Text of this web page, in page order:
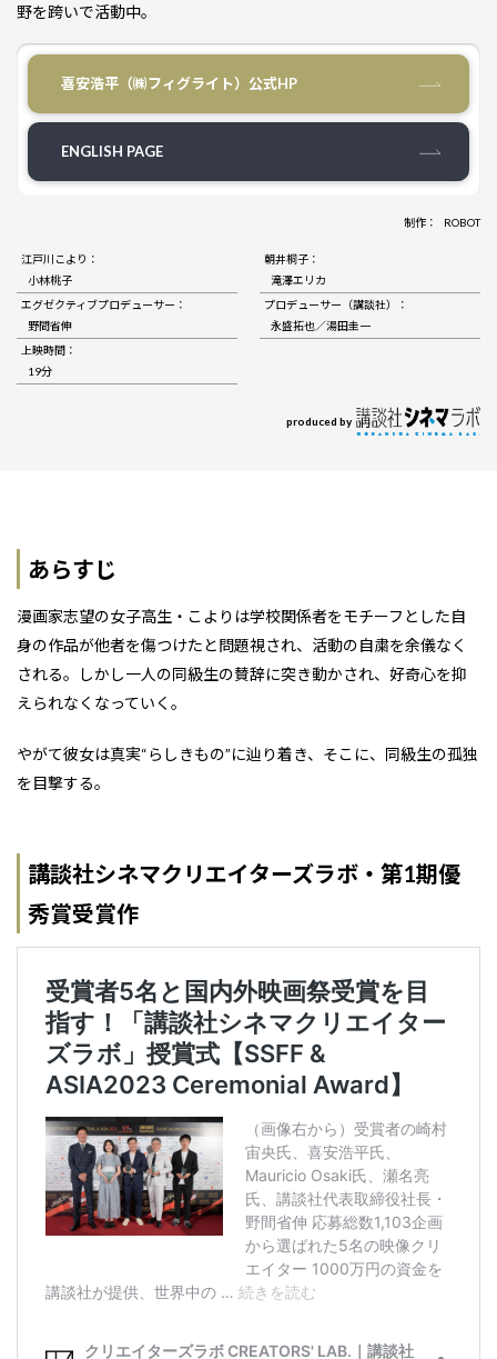
野を跨いで活動中。
喜安浩平（㈱フィグライト）公式HP
ENGLISH PAGE
制作： ROBOT
江戸川こより：
小林桃子
朝井桐子：
滝澤エリカ
エグゼクティブプロデューサー：
野間省伸
プロデューサー（講談社）：
永盛拓也／湯田圭一
上映時間：
19分
produced by
あらすじ
漫画家志望の女子高生・こよりは学校関係者をモチーフとした自
身の作品が他者を傷つけたと問題視され、活動の自粛を余儀なく
される。しかし一人の同級生の賛辞に突き動かされ、好奇心を抑
えられなくなっていく。
やがて彼女は真実“らしきもの”に辿り着き、そこに、同級生の孤独
を目撃する。
講談社シネマクリエイターズラボ・第1期優
秀賞受賞作